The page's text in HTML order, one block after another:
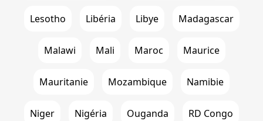
Lesotho Libéria Libye Madagascar
Malawi Mali Maroc Maurice
Mauritanie Mozambique Namibie
Niger Nigéria Ouganda RD Congo